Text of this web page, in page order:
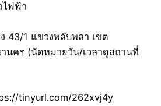
ไฟฟ้า
43/1 แขวงพลับพลา เขต
านคร (นัดหมายวัน/เวลาดูสถานที่
tinyurl.com/262xvj4y